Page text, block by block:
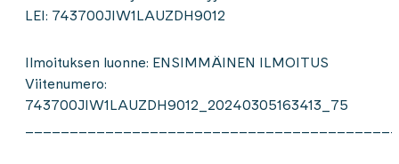
LEI: 743700JIW1LAUZDH9012
Ilmoituksen luonne: ENSIMMÄINEN ILMOITUS
Viitenumero:
743700JIW1LAUZDH9012_20240305163413_75